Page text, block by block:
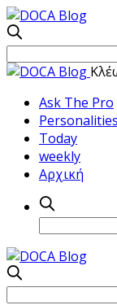
Ask The Pro
Personalities
Today
weekly
Αρχική